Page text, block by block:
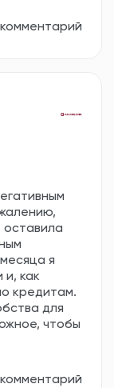
оставила
я
и, как
кредитам.
для
чтобы